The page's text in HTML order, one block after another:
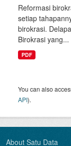
Reformasi
setiap
birokrasi.
Birokrasi yang...
PDF
You can also
API).
About Satu Data